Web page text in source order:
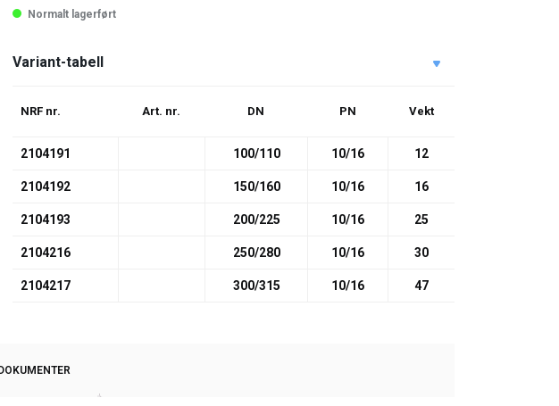
Normalt lagerført
Variant-tabell
NRF nr. Art. nr. DN PN Vekt
2104191 100/110 10/16 12
2104192 150/160 10/16 16
2104193 200/225 10/16 25
2104216 250/280 10/16 30
2104217 300/315 10/16 47
DOKUMENTER